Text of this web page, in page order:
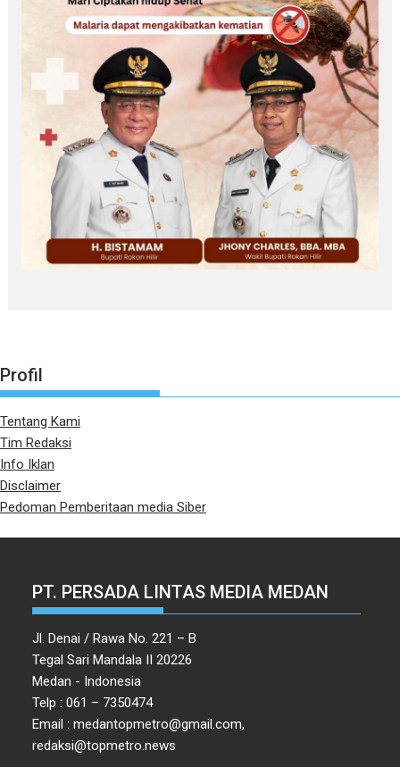
Profil
Tentang Kami
Tim Redaksi
Info Iklan
Disclaimer
Pedoman Pemberitaan media Siber
PT. PERSADA LINTAS MEDIA MEDAN
Jl. Denai / Rawa No. 221 – B
Tegal Sari Mandala II 20226
Medan - Indonesia
Telp : 061 – 7350474
Email : medantopmetro@gmail.com,
redaksi@topmetro.news